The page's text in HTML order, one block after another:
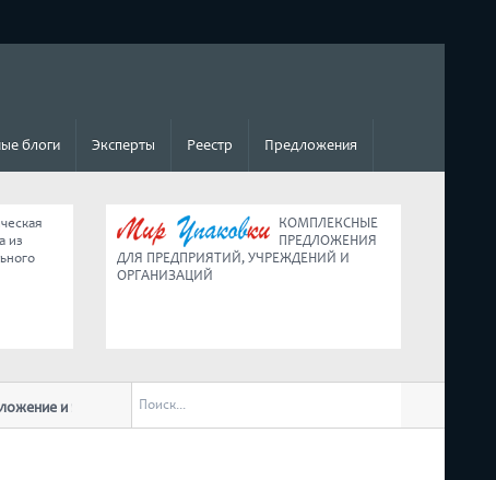
блоги Эксперты Реестр Предложения
из
КОМПЛЕКСНЫЕ
ПРЕДЛОЖЕНИЯ
ДЛЯ ПРЕДПРИЯТИЙ, УЧРЕЖДЕНИЙ И
ОРГАНИЗАЦИЙ
ведение малого бизнеса в условиях
обращении к нации